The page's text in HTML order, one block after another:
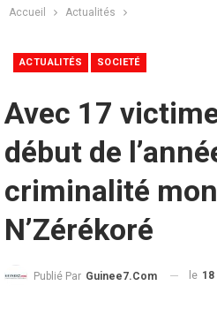
Accueil Actualités
ACTUALITÉS SOCIETÉ
Avec 17
début de
criminalité
N’Zérékoré
Publié Par Guinee7.com le 18